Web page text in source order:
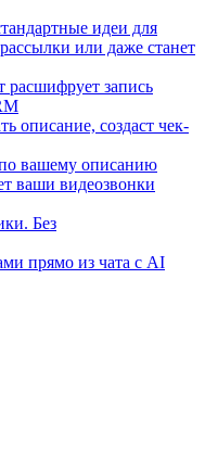
идеи для
или даже станет
расшифрует запись
описание, создаст чек-
вашему описанию
ваши видеозвонки
Без
прямо из чата с AI